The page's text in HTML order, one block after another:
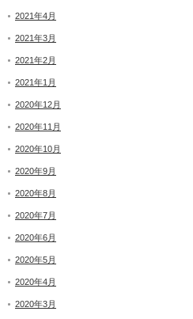
2021年4月
2021年3月
2021年2月
2021年1月
2020年12月
2020年11月
2020年10月
2020年9月
2020年8月
2020年7月
2020年6月
2020年5月
2020年4月
2020年3月